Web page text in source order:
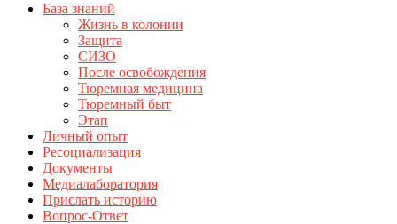
База знаний
Жизнь в колонии
Защита
СИЗО
После освобождения
Тюремная медицина
Тюремный быт
Этап
Личный опыт
Ресоциализация
Документы
Медиалаборатория
Прислать историю
Вопрос-Ответ